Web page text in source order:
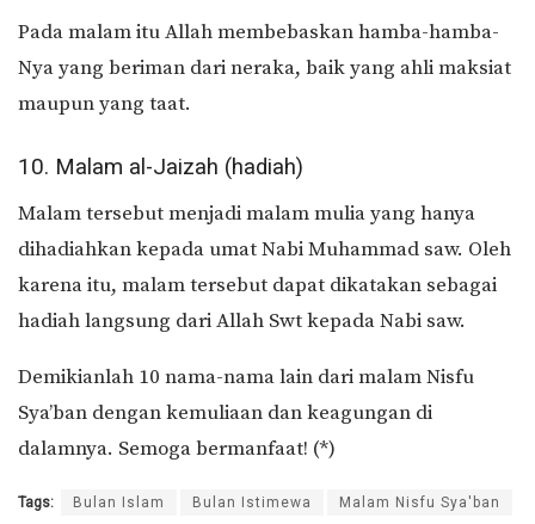
Pada malam itu Allah membebaskan hamba-hamba-
Nya yang beriman dari neraka, baik yang ahli maksiat
maupun yang taat.
10. Malam al-Jaizah (hadiah)
Malam tersebut menjadi malam mulia yang hanya
dihadiahkan kepada umat Nabi Muhammad saw. Oleh
karena itu, malam tersebut dapat dikatakan sebagai
hadiah langsung dari Allah Swt kepada Nabi saw.
Demikianlah 10 nama-nama lain dari malam Nisfu
Sya’ban dengan kemuliaan dan keagungan di
dalamnya. Semoga bermanfaat! (*)
Tags: Bulan Islam Bulan Istimewa Malam Nisfu Sya'ban